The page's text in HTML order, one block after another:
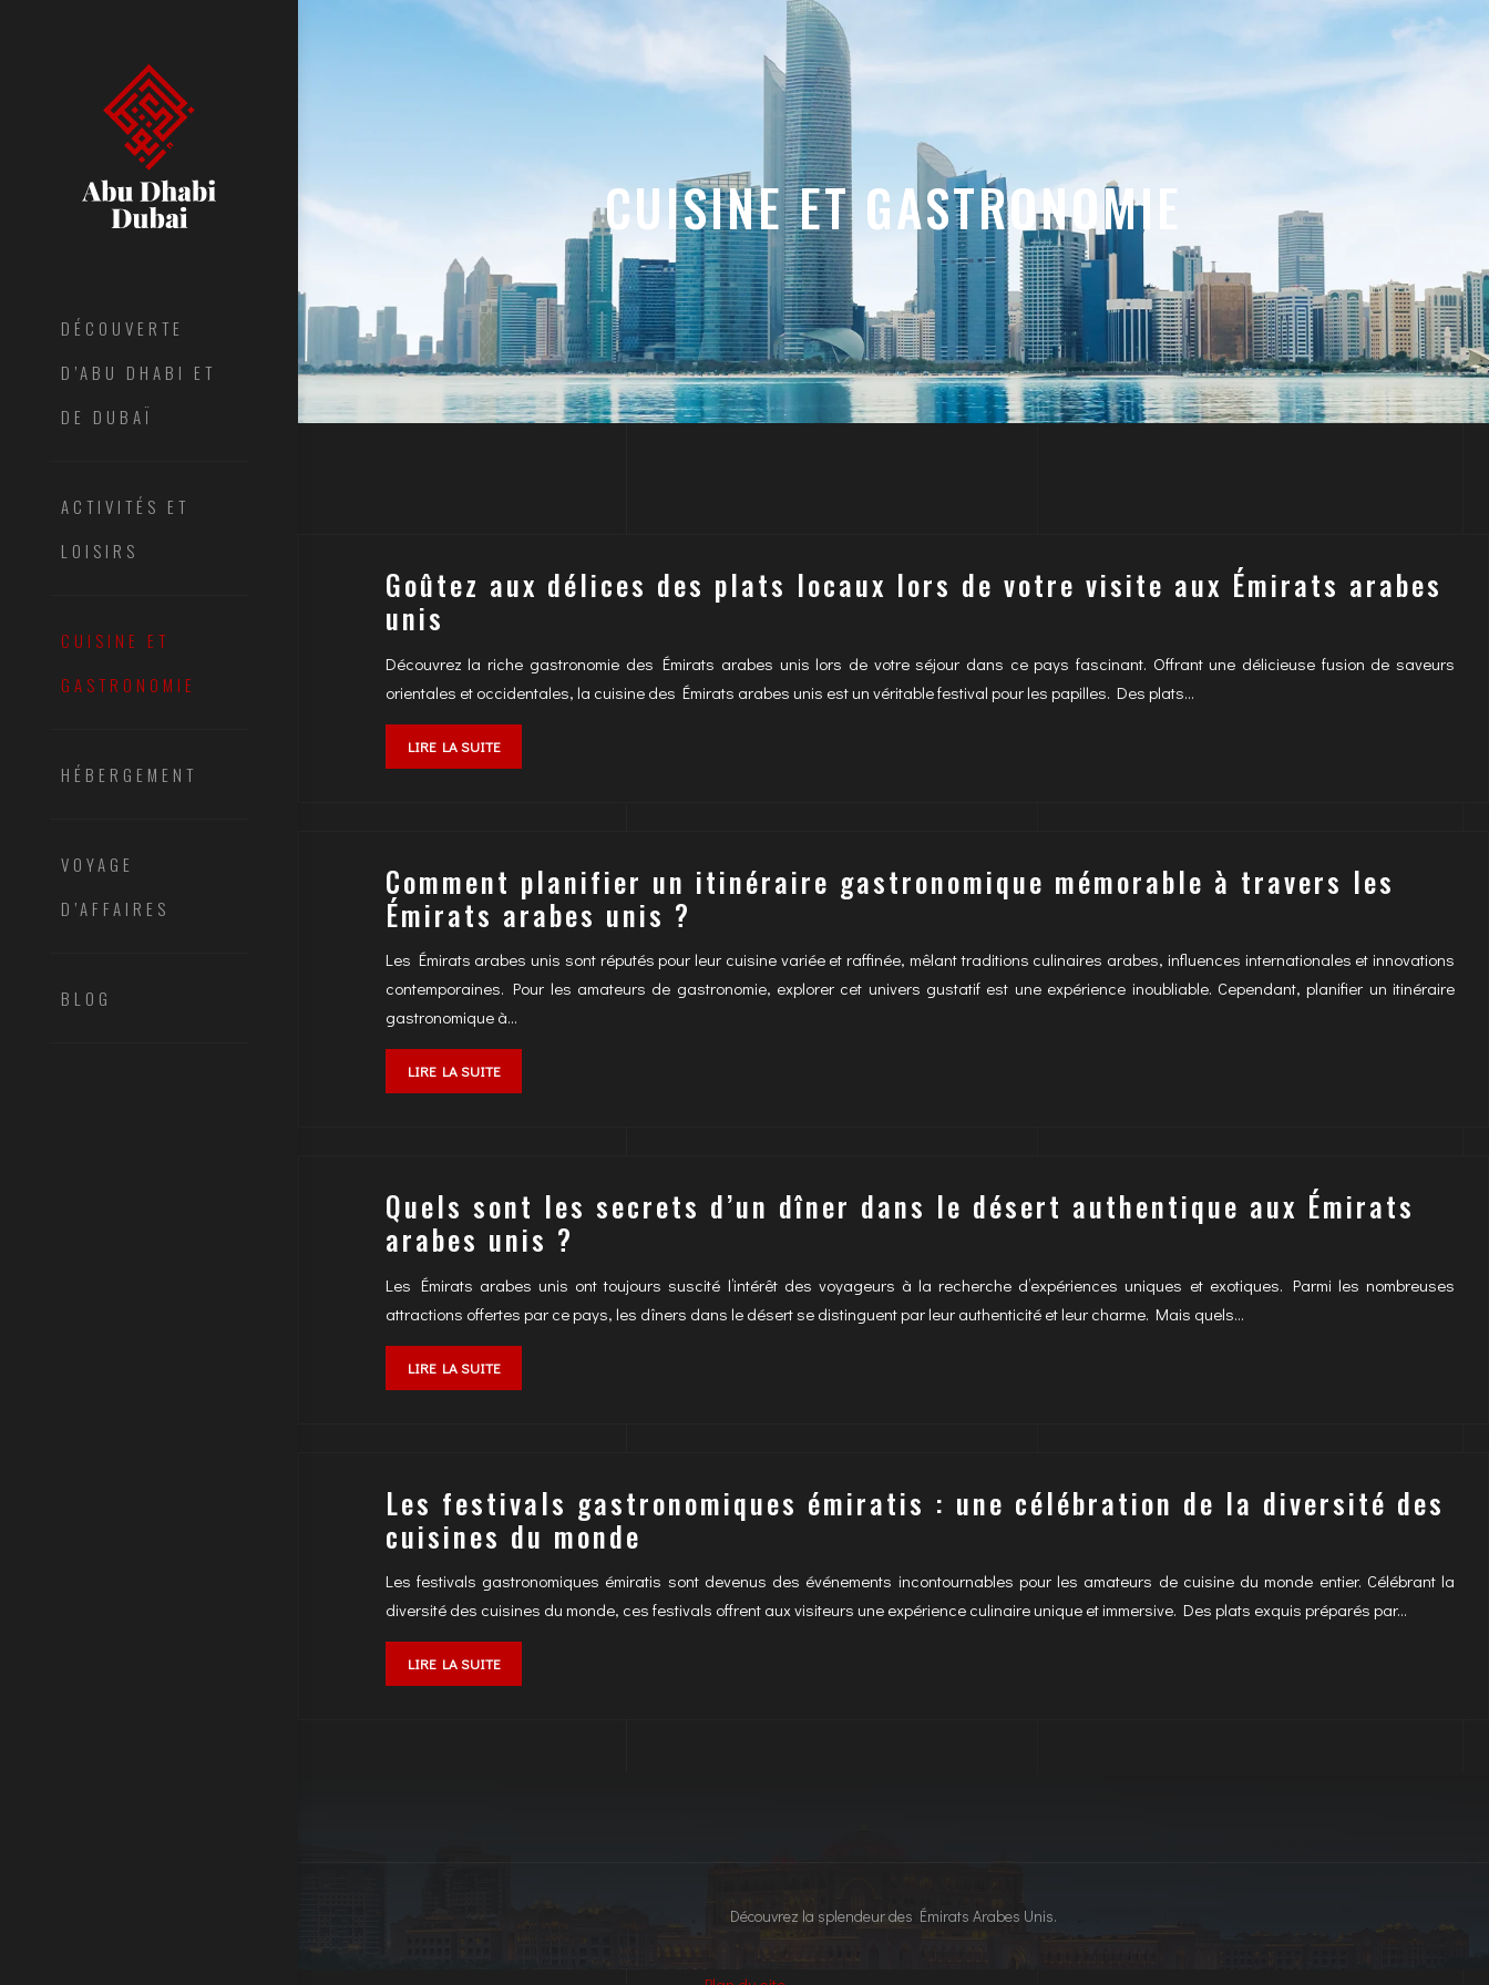
DÉCOUVERTE
D’ABU DHABI ET
DE DUBAÏ
ACTIVITÉS ET
LOISIRS
CUISINE ET
GASTRONOMIE
HÉBERGEMENT
VOYAGE
D’AFFAIRES
BLOG
CUISINE ET GASTRONOMIE
Goûtez aux délices des plats locaux lors de votre visite aux Émirats arabes
unis
Découvrez la riche gastronomie des Émirats arabes unis lors de votre séjour dans ce pays fascinant. Offrant une délicieuse fusion de saveurs
orientales et occidentales, la cuisine des Émirats arabes unis est un véritable festival pour les papilles. Des plats…
LIRE LA SUITE
Comment planifier un itinéraire gastronomique mémorable à travers les
Émirats arabes unis ?
Les Émirats arabes unis sont réputés pour leur cuisine variée et raffinée, mêlant traditions culinaires arabes, influences internationales et innovations
contemporaines. Pour les amateurs de gastronomie, explorer cet univers gustatif est une expérience inoubliable. Cependant, planifier un itinéraire
gastronomique à…
LIRE LA SUITE
Quels sont les secrets d’un dîner dans le désert authentique aux Émirats
arabes unis ?
Les Émirats arabes unis ont toujours suscité l’intérêt des voyageurs à la recherche d’expériences uniques et exotiques. Parmi les nombreuses
attractions offertes par ce pays, les dîners dans le désert se distinguent par leur authenticité et leur charme. Mais quels…
LIRE LA SUITE
Les festivals gastronomiques émiratis : une célébration de la diversité des
cuisines du monde
Les festivals gastronomiques émiratis sont devenus des événements incontournables pour les amateurs de cuisine du monde entier. Célébrant la
diversité des cuisines du monde, ces festivals offrent aux visiteurs une expérience culinaire unique et immersive. Des plats exquis préparés par…
LIRE LA SUITE
Découvrez la splendeur des Émirats Arabes Unis.